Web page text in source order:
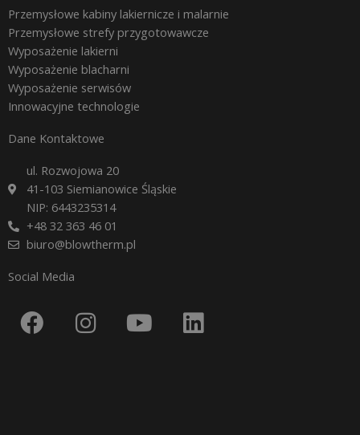
Przemysłowe kabiny lakiernicze i malarnie
Przemysłowe strefy przygotowawcze
Wyposażenie lakierni
Wyposażenie blacharni
Wyposażenie serwisów
Innowacyjne technologie
Dane Kontaktowe
ul. Rozwojowa 20
41-103 Siemianowice Śląskie
NIP: 6443235314
+48 32 363 46 01
biuro@blowtherm.pl
Social Media
F
a
I
n
Y
o
L
i